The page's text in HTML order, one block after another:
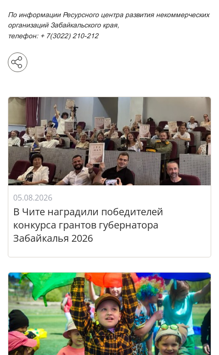
По информации Ресурсного центра развития некоммерческих
организаций Забайкальского края,
телефон: + 7(3022) 210-212
05.08.2026
В Чите наградили победителей
конкурса грантов губернатора
Забайкалья 2026